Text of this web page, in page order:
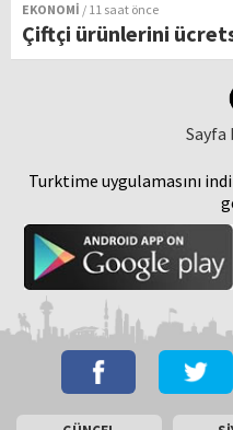
EKONOMİ / 11 saat önce
Çiftçi ürünlerini
Sayfa
Turktime uygulamasını